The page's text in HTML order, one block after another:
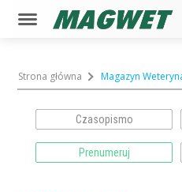
Strona główna Magazyn
Czasopismo
Prenumeruj